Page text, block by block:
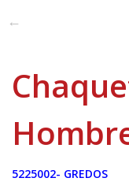
5225002- GREDOS